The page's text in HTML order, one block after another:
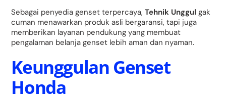
Sebagai penyedia genset terpercaya, Tehnik Unggul gak
cuman menawarkan produk asli bergaransi, tapi juga
memberikan layanan pendukung yang membuat
pengalaman belanja genset lebih aman dan nyaman.
Keunggulan Genset
Honda